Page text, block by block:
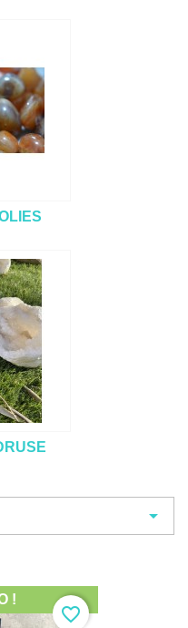

!
favorite_border